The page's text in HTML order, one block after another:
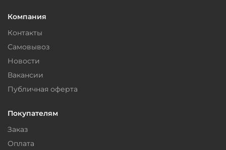
Компания
Контакты
Самовывоз
Новости
Вакансии
Публичная оферта
Покупателям
Заказ
Оплата